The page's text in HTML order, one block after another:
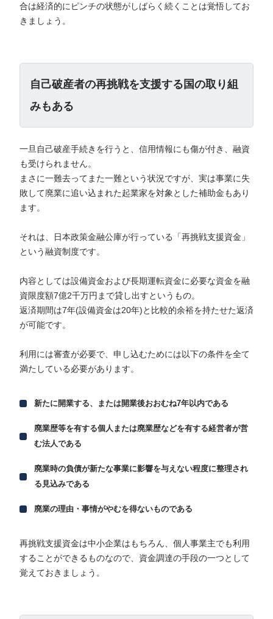
合は経済的にピンチの状態がしばらく続くことは覚悟してお
きましょう。
自己破産者の再挑戦を支援する国の取り組
みもある
一旦自己破産手続きを行うと、信用情報にも傷が付き、融資
も受けられません。
まさに一難去ってまた一難という状況ですが、実は事業に失
敗して廃業に追い込まれた起業家を対象とした補助金もあり
ます。
それは、日本政策金融公庫が行っている「再挑戦支援資金」
という融資制度です。
内容としては設備資金および長期運転資金に必要な資金を融
資限度額7億2千万円まで貸し出すというもの。
返済期間は7年(設備資金は20年)と比較的余裕を持たせた返済
が可能です。
利用には審査が必要で、申し込むためには以下の条件を全て
満たしている必要があります。
新たに開業する、または開業後おおむね7年以内である
廃業歴等を有する個人または廃業歴などを有する経営者が営
む法人である
廃業時の負債が新たな事業に影響を与えない程度に整理され
る見込みである
廃業の理由・事情がやむを得ないものである
再挑戦支援資金は中小企業はもちろん、個人事業主でも利用
することができるものなので、資金調達の手段の一つとして
覚えておきましょう。